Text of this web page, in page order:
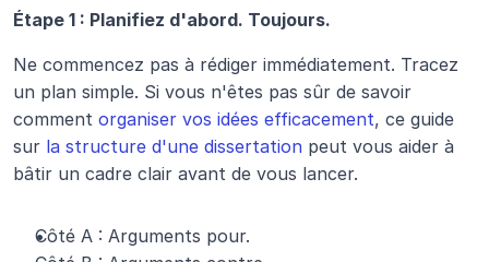
Étape 1 : Planifiez d'abord. Toujours.
Ne commencez pas à rédiger immédiatement. Tracez
un plan simple. Si vous n'êtes pas sûr de savoir
comment organiser vos idées efficacement, ce guide
sur la structure d'une dissertation peut vous aider à
bâtir un cadre clair avant de vous lancer.
Côté A : Arguments pour.